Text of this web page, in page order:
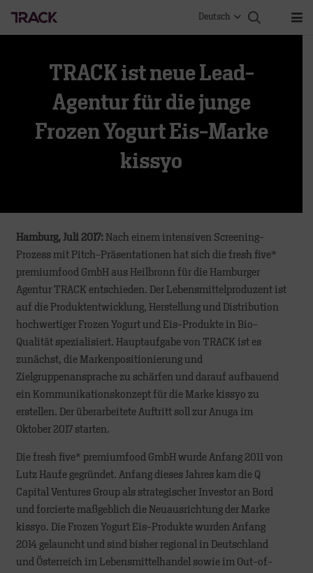
Deutsch
TRACK ist neue Lead-
Agentur für die junge
Frozen Yogurt Eis-Marke
kissyo
Hamburg, Juli 2017: Nach einem intensiven Screening-
Prozess mit Pitch-Präsentationen hat sich die fresh five*
premiumfood GmbH aus Heilbronn für die Hamburger
Agentur TRACK entschieden. Der Lebensmittelproduzent ist
auf die Produktentwicklung, Herstellung und Distribution
hochwertiger Frozen Yogurt und Eis-Produkte in Bio-
Qualität spezialisiert. Hauptaufgabe von TRACK ist es
zunächst, die Markenpositionierung und
Zielgruppenansprache zu schärfen und darauf aufbauend
ein Kommunikationskonzept für die Marke kissyo zu
erstellen. Der überarbeitete Auftritt soll zur Anuga im
Oktober 2017 starten.
Die fresh five* premiumfood GmbH wurde Anfang 2011 von
Lutz Haufe gegründet. Anfang dieses Jahres kam die Q
Capital Ventures Group als strategischer Investor an Bord
und forcierte maßgeblich die Neuausrichtung der Marke
kissyo. Die Frozen Yogurt Eis-Produkte wurden Anfang
2014 gelauncht und sind bisher regional in Deutschland
und Österreich im Lebensmittelhandel sowie im Out-of-